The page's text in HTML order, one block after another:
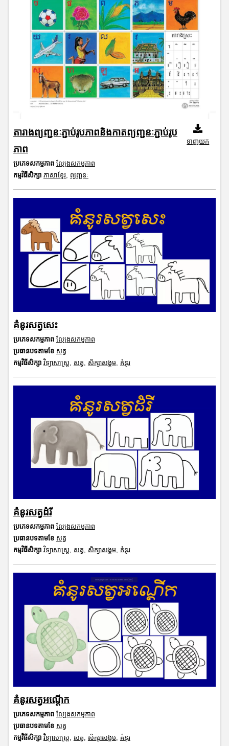
តារាងព្យញ្ជនៈភ្ជាប់រូបភាពនិងកាតព្យញ្ជនៈភ្ជាប់រូប
ភាព
ប្រភេទសកម្មភាព ល្បែងសកម្មភាព
កម្មវិធីសិក្សា ភាសាខ្មែរ, ព្យញ្ជនៈ
ទាញយក
គំនូរសត្វសេះ
ប្រភេទសកម្មភាព ល្បែងសកម្មភាព
ប្រធានបទតាមខែ សត្វ
កម្មវិធីសិក្សា វិទ្យាសាស្រ្ត សត្វ សិក្សាសង្គម, គំនូរ
គំនូរសត្វដំរី
ប្រភេទសកម្មភាព ល្បែងសកម្មភាព
ប្រធានបទតាមខែ សត្វ
កម្មវិធីសិក្សា វិទ្យាសាស្រ្ត, សត្វ, សិក្សាសង្គម, គំនូរ
គំនូរសត្វអណ្តើក
ប្រភេទសកម្មភាព ល្បែងសកម្មភាព
ប្រធានបទតាមខែ សត្វ
កម្មវិធីសិក្សា វិទ្យាសាស្រ្ត សត្វ សិក្សាសង្គម, គំនូរ